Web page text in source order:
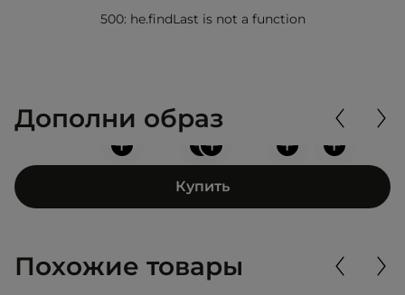
500: he.findLast is not a function
Дополни образ
+
+
+ + +
Купить
Похожие товары